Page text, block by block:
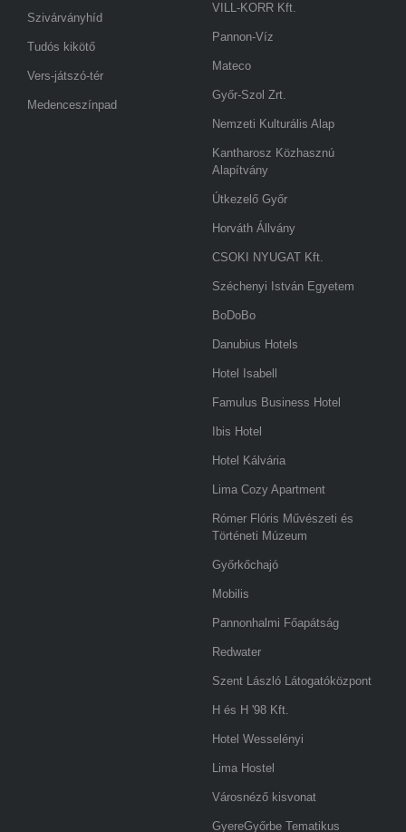
Szivárványhíd
Tudós kikötő
Vers-játszó-tér
Medenceszínpad
VILL-KORR Kft.
Pannon-Víz
Mateco
Győr-Szol Zrt.
Nemzeti Kulturális Alap
Kantharosz Közhasznú
Alapítvány
Útkezelő Győr
Horváth Állvány
CSOKI NYUGAT Kft.
Széchenyi István Egyetem
BoDoBo
Danubius Hotels
Hotel Isabell
Famulus Business Hotel
Ibis Hotel
Hotel Kálvária
Lima Cozy Apartment
Rómer Flóris Művészeti és
Történeti Múzeum
Győrkőchajó
Mobilis
Pannonhalmi Főapátság
Redwater
Szent László Látogatóközpont
H és H '98 Kft.
Hotel Wesselényi
Lima Hostel
Városnéző kisvonat
GyereGyőrbe Tematikus